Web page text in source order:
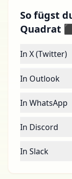
So fügst
Quadrat
In X (Twitter)
In Outlook
In WhatsApp
In Discord
In Slack